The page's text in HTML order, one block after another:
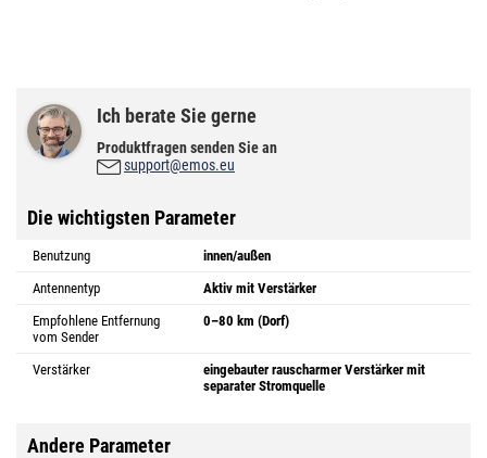
Ich berate Sie gerne
Produktfragen senden Sie an
support@emos.eu
Die wichtigsten Parameter
Benutzung
innen/außen
Antennentyp
Aktiv mit Verstärker
Empfohlene Entfernung
vom Sender
0–80 km (Dorf)
Verstärker
eingebauter rauscharmer Verstärker mit
separater Stromquelle
Andere Parameter